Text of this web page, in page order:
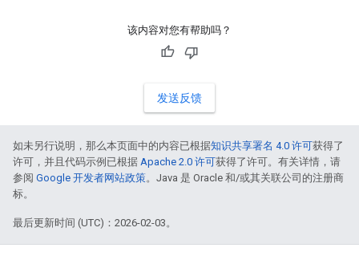
该内容对您有帮助吗？
发送反馈
如未另行说明，那么本页面中的内容已根据知识共享署名 4.0 许可获得了
许可，并且代码示例已根据 Apache 2.0 许可获得了许可。有关详情，请
参阅 Google 开发者网站政策。Java 是 Oracle 和/或其关联公司的注册商
标。
最后更新时间 (UTC)：2026-02-03。